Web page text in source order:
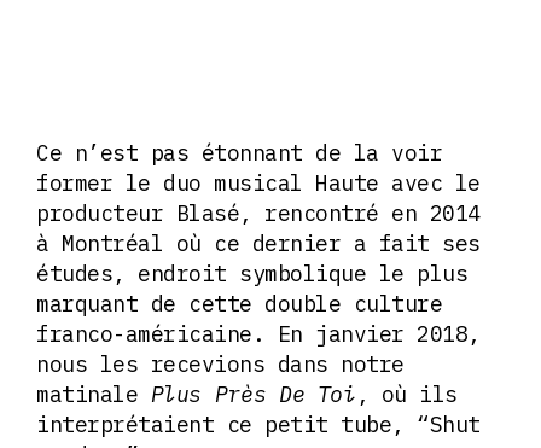
Ce n’est pas étonnant de la voir
former le duo musical Haute avec le
producteur Blasé, rencontré en 2014
à Montréal où ce dernier a fait ses
études, endroit symbolique le plus
marquant de cette double culture
franco-américaine. En janvier 2018,
nous les recevions dans notre
matinale Plus Près De Toi , où ils
interprétaient ce petit tube, “Shut